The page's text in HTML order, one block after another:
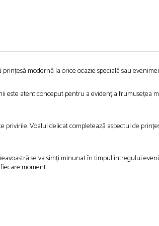
modernă la orice ocazie specială sau
este atent conceput pentru a evidenția frumusețea
Voalul delicat completează aspectul de
se va simți minunat în timpul întregului
moment.